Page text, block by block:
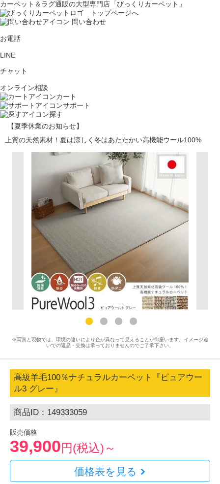
カーペット＆ラグ通販の大型専門店「びっくりカーペット」
問い合わせ
お電話
LINE
チャット
オンライン相談
カート
サポート
探す
【夏季休業のお知らせ】
上質の天然素材！夏は涼しく冬はあたたかい高機能ウール100%
※写真と現物では、環境の違いにより色が異なって見えることが御座います。イメージ違
いでの返品・交換は承っておりませんのでご了承下さい。
高級羊毛100％ナチュラルカーペット『ピュアウー
ル3 グレー』
商品ID：149333059
販売価格
39,900円(税込)～
価格表を見る